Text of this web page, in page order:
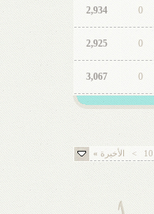
0
2,934
0
2,925
0
3,067
101
> الأخيرة »